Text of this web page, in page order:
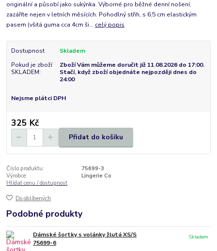
originální a působí jako sukýnka. Výborné pro běžné denní nošení,
zazáříte nejen v letních měsících. Pohodlný střih, s 6,5 cm elastickým
pasem (všitá guma cca 4cm ši... celý popis
Dostupnost
Skladem
Pokud je zboží
SKLADEM:
Zboží Vám můžeme doručit již 11.08.2026 do 17:00.
Stačí, když zboží objednáte nejpozději dnes do
24:00
Nejsme plátci DPH
325 Kč
Přidat do košíku
Číslo produktu:
75699-3
Výrobce:
Lingerie Co
Hlídat cenu / dostupnost
Do oblíbených
Podobné produkty
Dámské šortky s volánky žlutá XS/S
75699-6
Skladem